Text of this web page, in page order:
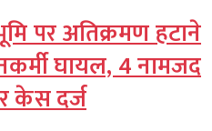
पर अतिक्रमण हटाने
घायल, 4 नामजद
केस दर्ज